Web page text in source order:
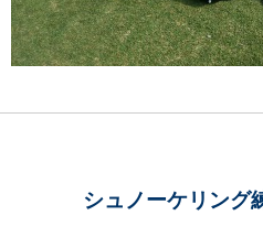
シュノーケリング